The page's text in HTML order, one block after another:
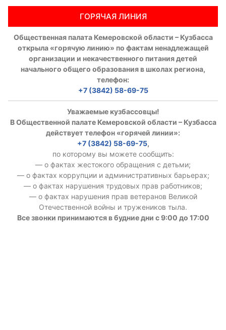
ГОРЯЧАЯ ЛИНИЯ
Общественная палата Кемеровской области – Кузбасса
открыла «горячую линию» по фактам ненадлежащей
организации и некачественного питания детей
начального общего образования в школах региона,
телефон:
+7 (3842) 58-69-75
Уважаемые кузбассовцы!
В Общественной палате Кемеровской области – Кузбасса
действует телефон «горячей линии»:
+7 (3842) 58-69-75,
по которому вы можете сообщить:
— о фактах жестокого обращения с детьми;
— о фактах коррупции и административных барьерах;
— о фактах нарушения трудовых прав работников;
— о фактах нарушения прав ветеранов Великой
Отечественной войны и тружеников тыла.
Все звонки принимаются в будние дни с 9:00 до 17:00